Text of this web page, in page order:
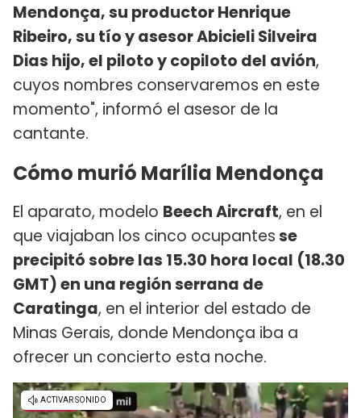
Mendonça, su productor Henrique
Ribeiro, su tío y asesor Abicieli Silveira
Dias hijo, el piloto y copiloto del avión,
cuyos nombres conservaremos en este
momento", informó el asesor de la
cantante.
Cómo murió Marília Mendonça
El aparato, modelo Beech Aircraft, en el
que viajaban los cinco ocupantesse
precipitó sobre las 15.30 hora local (18.30
GMT) en una región serrana de
Caratinga, en el interior del estado de
Minas Gerais, donde Mendonça iba a
ofrecer un concierto esta noche.